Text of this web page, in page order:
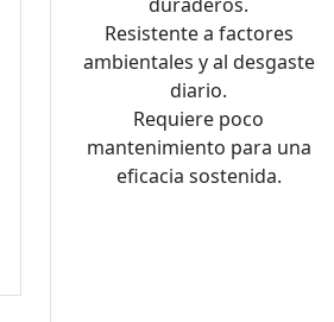
Resistente a factores
ambientales y al desgaste
diario.
Requiere poco
mantenimiento para una
eficacia sostenida.